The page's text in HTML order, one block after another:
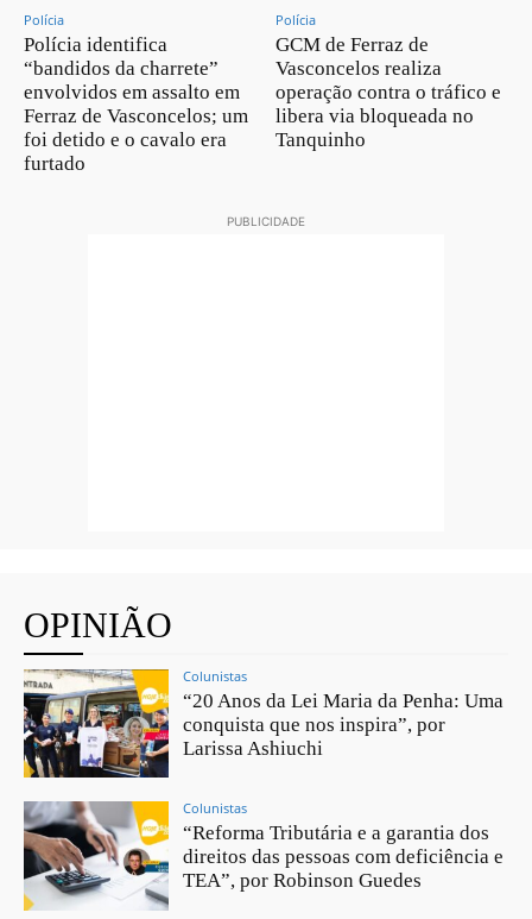
Polícia
Polícia identifica
“bandidos da charrete”
envolvidos em assalto em
Ferraz de Vasconcelos; um
foi detido e o cavalo era
furtado
Polícia
GCM de Ferraz de
Vasconcelos realiza
operação contra o tráfico e
libera via bloqueada no
Tanquinho
PUBLICIDADE
OPINIÃO
Colunistas
“20 Anos da Lei Maria da Penha: Uma
conquista que nos inspira”, por
Larissa Ashiuchi
Colunistas
“Reforma Tributária e a garantia dos
direitos das pessoas com deficiência e
TEA”, por Robinson Guedes